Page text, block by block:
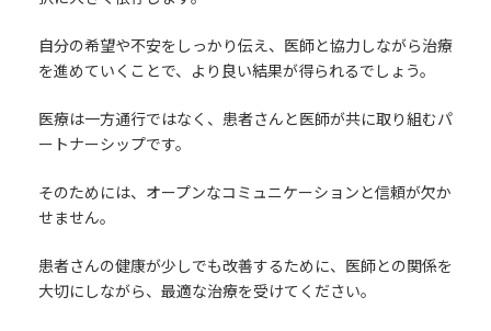
自分の希望や不安をしっかり伝え、医師と協力しながら治療
を進めていくことで、より良い結果が得られるでしょう。
医療は一方通行ではなく、患者さんと医師が共に取り組むパ
ートナーシップです。
そのためには、オープンなコミュニケーションと信頼が欠か
せません。
患者さんの健康が少しでも改善するために、医師との関係を
大切にしながら、最適な治療を受けてください。